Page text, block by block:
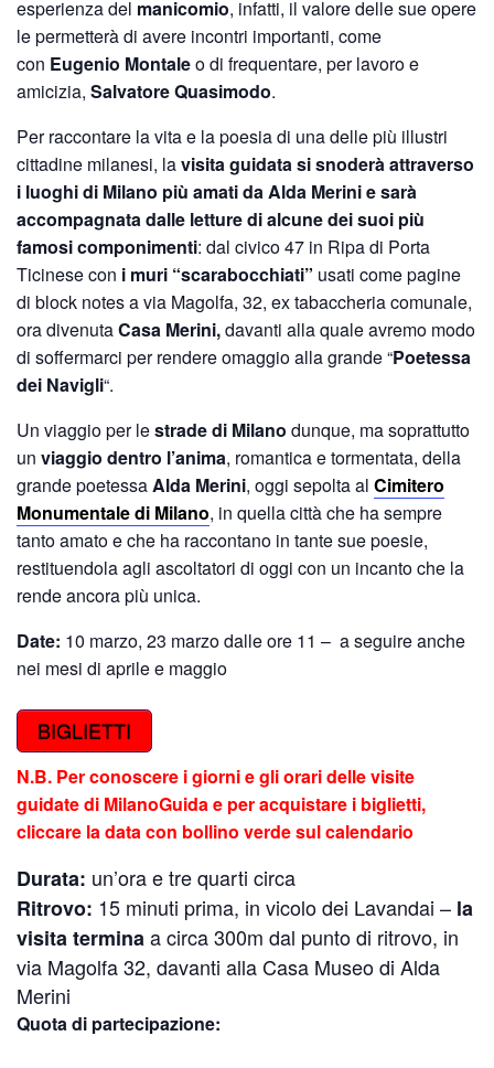
esperienza del manicomio, infatti, il valore delle sue opere
le permetterà di avere incontri importanti, come
con Eugenio Montaleo di frequentare, per lavoro e
amicizia, Salvatore Quasimodo.
Per raccontare la vita e la poesia di una delle più illustri
cittadine milanesi, lavisita guidata si snoderà attraverso
i luoghi di Milano più amati da Alda Merini e sarà
accompagnata dalle letture di alcune dei suoi più
famosi componimenti: dal civico 47 in Ripa di Porta
Ticinese con i muri “scarabocchiati” usati come pagine
di block notes a via Magolfa, 32, ex tabaccheria comunale,
ora divenutaCasa Merini,davanti alla quale avremo modo
di soffermarci per rendere omaggio alla grande “Poetessa
dei Navigli“.
Un viaggio per lestrade di Milano dunque, ma soprattutto
un viaggio dentro l’anima, romantica e tormentata, della
grande poetessaAlda Merini, oggi sepolta al Cimitero
Monumentale di Milano, in quella città che ha sempre
tanto amato e che ha raccontano in tante sue poesie,
restituendola agli ascoltatori di oggi con un incanto che la
rende ancora più unica.
Date: 10 marzo, 23 marzo dalle ore 11 – a seguire anche
nei mesi di aprile e maggio
BIGLIETTI
N.B. Per conoscere i giorni e gli orari delle visite
guidate di MilanoGuida e per acquistare i biglietti,
cliccare la data con bollino verde sul calendario
Durata: un’ora e tre quarti circa
Ritrovo: 15 minuti prima, in vicolo dei Lavandai – la
visita terminaa circa 300m dal punto di ritrovo, in
via Magolfa 32, davanti alla Casa Museo di Alda
Merini
Quota di partecipazione: